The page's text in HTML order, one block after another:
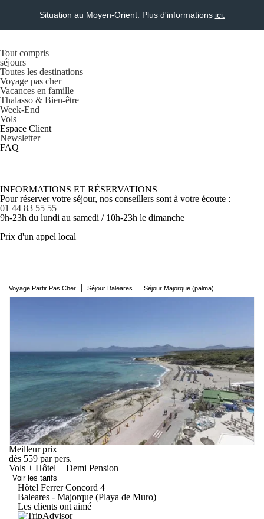
Situation au Moyen-Orient. Plus d'informations ici.
Tout compris
séjours
Toutes les destinations
Voyage pas cher
Vacances en famille
Thalasso & Bien-être
Week-End
Vols
Espace Client
Newsletter
FAQ
INFORMATIONS ET RÉSERVATIONS
Pour réserver votre séjour, nos conseillers sont à votre écoute :
01 44 83 55 55
9h-23h du lundi au samedi / 10h-23h le dimanche
Prix d'un appel local
Voyage Partir Pas Cher | Séjour Baleares | Séjour Majorque (palma)
Meilleur prix
dès 559 par pers.
Vols + Hôtel + Demi Pension
Voir les tarifs
Hôtel FerrerConcord 4
Baleares - Majorque (Playa de Muro)
Les clients ont aimé